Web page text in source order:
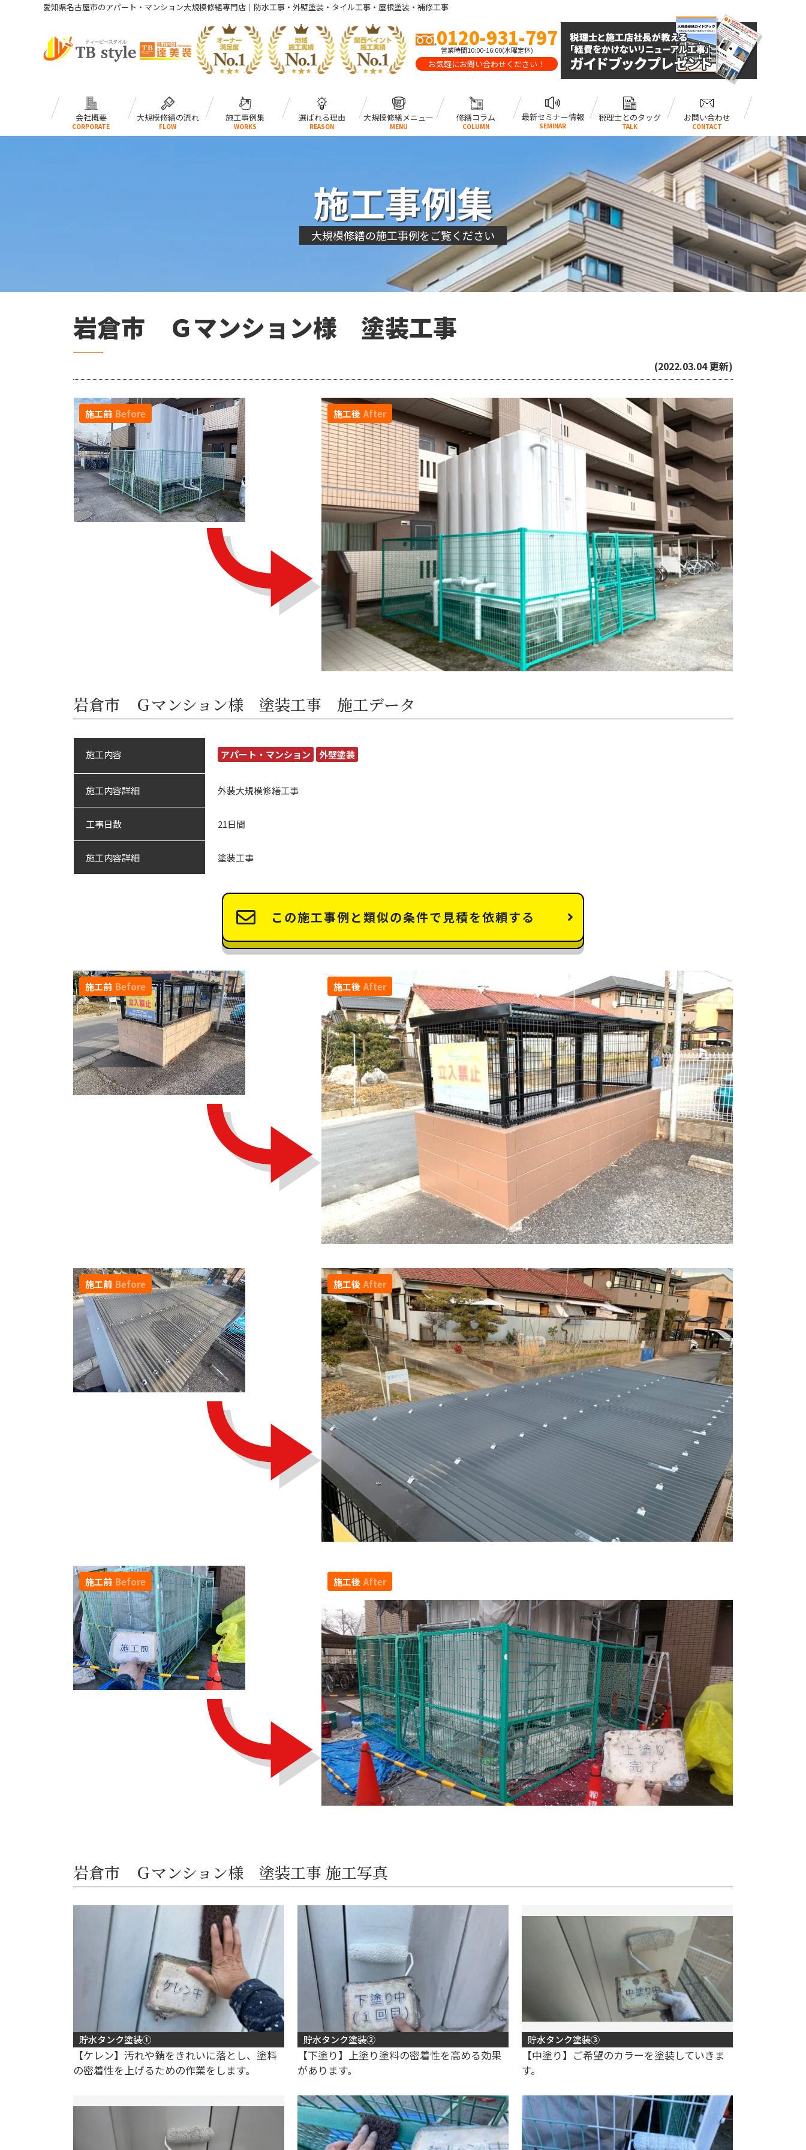
愛知県名古屋市のアパート・マンション大規模修繕専門店｜防水工事・外壁塗装・タイル工事・屋根塗装・補修工事
0120-931-797
営業時間10:00-16:00(水曜定休)
お気軽にお問い合わせください！
会社概要
CORPORATE
大規模修繕の流れ
FLOW
施工事例集
WORKS
選ばれる理由
REASON
大規模修繕メニュー
MENU
修繕コラム
COLUMN
最新セミナー情報
SEMINAR
税理士とのタッグ
TALK
お問い合わせ
CONTACT
施工事例集
大規模修繕の施工事例をご覧ください
岩倉市 Ｇマンション様 塗装工事
(2022.03.04 更新)
施工後 After
施工前 Before
岩倉市 Ｇマンション様 塗装工事 施工データ
施工内容 アパート・マンション 外壁塗装
施工内容詳細 外装大規模修繕工事
工事日数 21日間
施工内容詳細 塗装工事
この施工事例と類似の条件で見積を依頼する
施工前 Before 施工後 After
施工前 Before 施工後 After
施工前 Before 施工後 After
岩倉市 Ｇマンション様 塗装工事 施工写真
貯水タンク塗装①
【ケレン】汚れや錆をきれいに落とし、塗料
の密着性を上げるための作業をします。
貯水タンク塗装②
【下塗り】上塗り塗料の密着性を高める効果
があります。
貯水タンク塗装③
【中塗り】ご希望のカラーを塗装していきま
す。